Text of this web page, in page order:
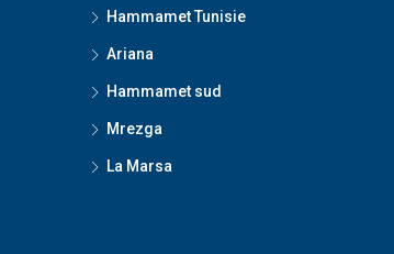
Hammamet Tunisie
Ariana
Hammamet sud
Mrezga
La Marsa